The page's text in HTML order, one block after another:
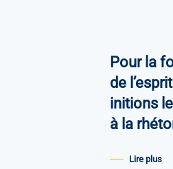
Pour la
de
initions
à la
Lire plus